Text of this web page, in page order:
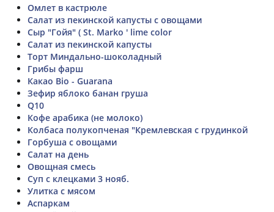
Омлет в кастрюле
Салат из пекинской капусты с овощами
Сыр "Гойя" ( St. Marko ' lime color
Салат из пекинской капусты
Торт Миндально-шоколадный
Грибы фарш
Какао Bio - Guarana
Зефир яблоко банан груша
Q10
Кофе арабика (не молоко)
Колбаса полукопченая "Кремлевская с грудинкой
Горбуша с овощами
Салат на день
Овощная смесь
Суп с клецками 3 нояб.
Улитка с мясом
Аспаркам